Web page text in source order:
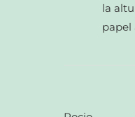
la
papel